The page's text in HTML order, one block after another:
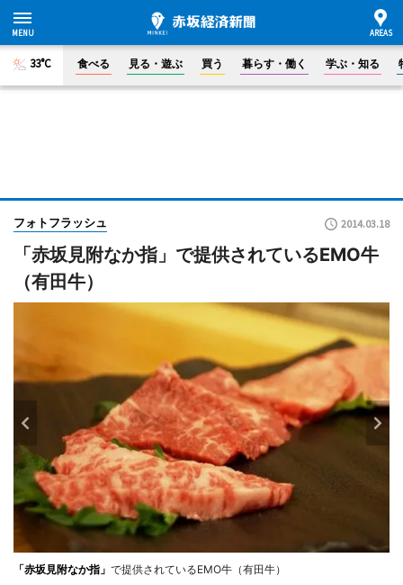
33°C 食べる 見る・遊ぶ 買う 暮らす・働く 学ぶ・知る
フォトフラッシュ 2014.03.18
「赤坂見附なか指」で提供されているEMO牛
（有田牛）
「赤坂見附なか指」 で提供されているEMO牛（有田牛）